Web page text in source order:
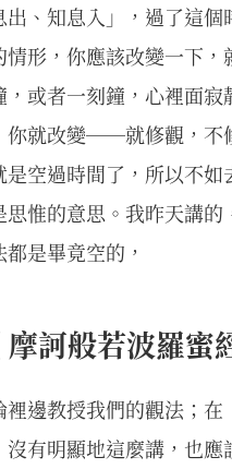
出、知息入」，過了這個
形，你應該改變一下，
或者一刻鐘，心裡面寂
你就改變──就修觀，不
空過時間了，所以不如
惟的意思。我昨天講的
是畢竟空的，
訶般若波羅蜜
裡邊教授我們的觀法；在
有明顯地這麼講，也應